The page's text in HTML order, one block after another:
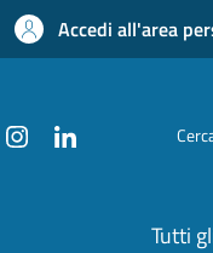
Accedi all'area
Tutti